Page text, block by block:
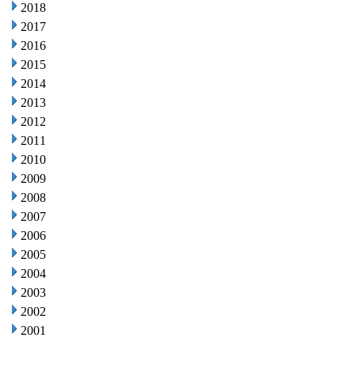
2018
2017
2016
2015
2014
2013
2012
2011
2010
2009
2008
2007
2006
2005
2004
2003
2002
2001